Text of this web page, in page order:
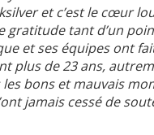
et c’est le cœur
gratitude tant d’un
et ses équipes ont
plus de 23 ans,
bons et mauvais
jamais cessé de